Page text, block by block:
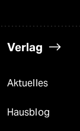
Verlag
Aktuelles
Hausblog